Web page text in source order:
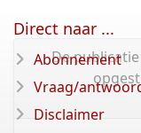
De publicatie
Direct naar ...
Abonnement
Vraag/
Disclaimer